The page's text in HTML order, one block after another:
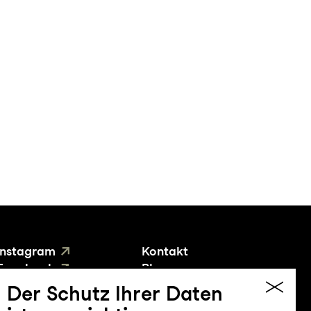
Kontakt
Blog
Presse
Der Schutz Ihrer Daten